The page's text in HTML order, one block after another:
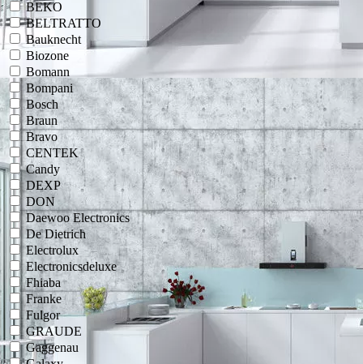
BEKO
BELTRATTO
Bauknecht
Biozone
Bomann
Bompani
Bosch
Braun
Bravo
CENTEK
Candy
DEXP
DON
Daewoo Electronics
De Dietrich
Electrolux
Electronicsdeluxe
Fhiaba
Franke
Fulgor
GRAUDE
Gaggenau